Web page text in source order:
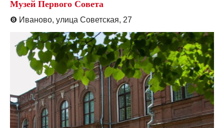
Музей Первого Совета
❽ Иваново, улица Советская, 27